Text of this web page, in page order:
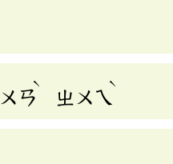
ㄢ
ˋ
ㄓㄨㄟ
ˋ